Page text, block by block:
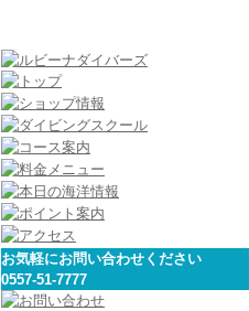
お気軽にお問い合わせください
0557-51-7777